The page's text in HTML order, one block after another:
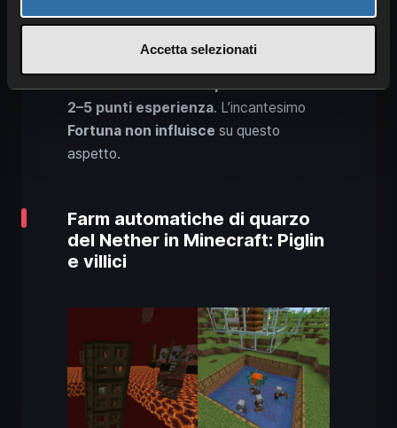
Accetta selezionati
non vuoi affrontare mostri. È
Minare il minerale di quarzofornisce
2–5 punti esperienza. L’incantesimo
Fortuna non influisce su questo
aspetto.
Farm automatiche di quarzo
del Nether in Minecraft: Piglin
e villici